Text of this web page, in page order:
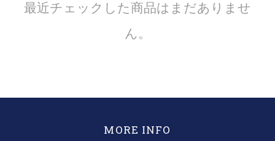
最近チェックした商品はまだありませ
ん。
MORE INFO